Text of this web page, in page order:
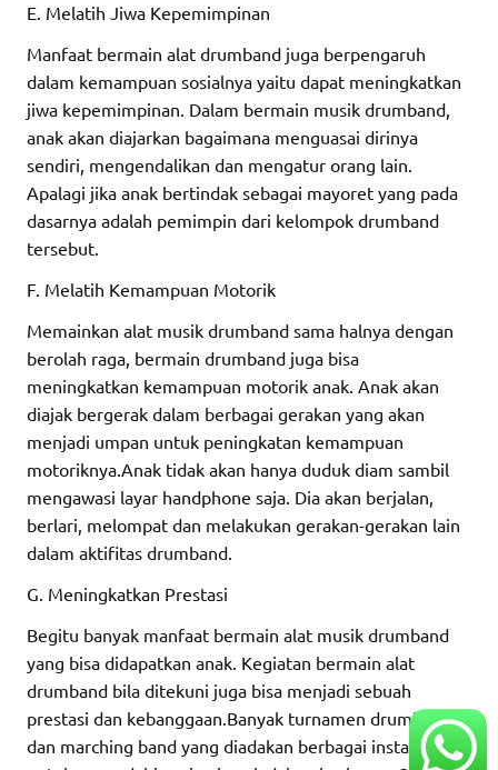
E. Melatih Jiwa Kepemimpinan
Manfaat bermain alat drumband juga berpengaruh
dalam kemampuan sosialnya yaitu dapat meningkatkan
jiwa kepemimpinan. Dalam bermain musik drumband,
anak akan diajarkan bagaimana menguasai dirinya
sendiri, mengendalikan dan mengatur orang lain.
Apalagi jika anak bertindak sebagai mayoret yang pada
dasarnya adalah pemimpin dari kelompok drumband
tersebut.
F. Melatih Kemampuan Motorik
Memainkan alat musik drumband sama halnya dengan
berolah raga, bermain drumband juga bisa
meningkatkan kemampuan motorik anak. Anak akan
diajak bergerak dalam berbagai gerakan yang akan
menjadi umpan untuk peningkatan kemampuan
motoriknya.Anak tidak akan hanya duduk diam sambil
mengawasi layar handphone saja. Dia akan berjalan,
berlari, melompat dan melakukan gerakan-gerakan lain
dalam aktifitas drumband.
G. Meningkatkan Prestasi
Begitu banyak manfaat bermain alat musik drumband
yang bisa didapatkan anak. Kegiatan bermain alat
drumband bila ditekuni juga bisa menjadi sebuah
prestasi dan kebanggaan.Banyak turnamen drumband
dan marching band yang diadakan berbagai instansi